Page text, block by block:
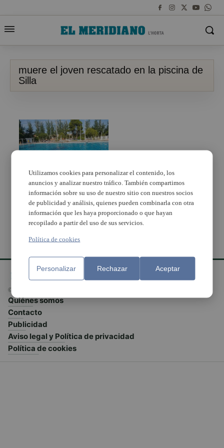
muere el joven rescatado en la piscina de
Silla
Fallece el joven de 23
años que fue rescatado
en la piscina de Silla
© El Meridiano L'Horta 2026 - Valencia - España
Quiénes somos
Contacto
Publicidad
Aviso legal y Política de privacidad
Política de cookies
Utilizamos cookies para personalizar el contenido, los
anuncios y analizar nuestro tráfico. También compartimos
información sobre su uso de nuestro sitio con nuestros socios
de publicidad y análisis, quienes pueden combinarla con otra
información que les haya proporcionado o que hayan
recopilado a partir del uso de sus servicios.
Política de cookies
Personalizar Rechazar Aceptar